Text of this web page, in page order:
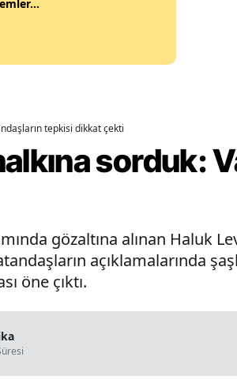
Yalova
Osmaniye
tepkisi dikkat çekti
sorduk:
gözaltına alınan Haluk
açıklamalarında
öne çıktı.